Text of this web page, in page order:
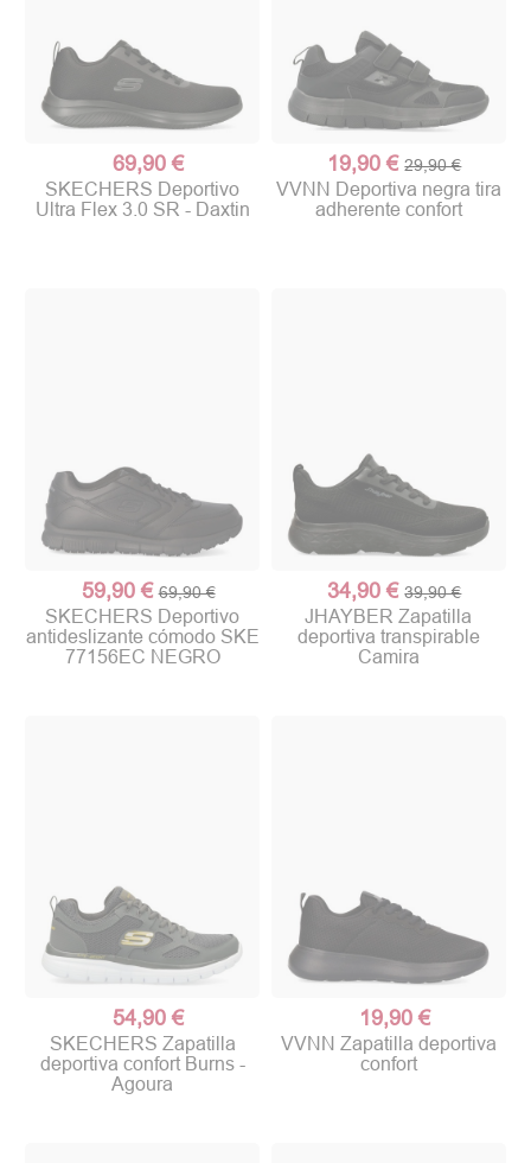
69,90 €
SKECHERS Deportivo
Ultra Flex 3.0 SR - Daxtin
19,90 € 29,90 €
VVNN Deportiva negra tira
adherente confort
59,90 € 69,90 €
SKECHERS Deportivo
antideslizante cómodo SKE
77156EC NEGRO
34,90 € 39,90 €
JHAYBER Zapatilla
deportiva transpirable
Camira
54,90 €
SKECHERS Zapatilla
deportiva confort Burns -
Agoura
19,90 €
VVNN Zapatilla deportiva
confort